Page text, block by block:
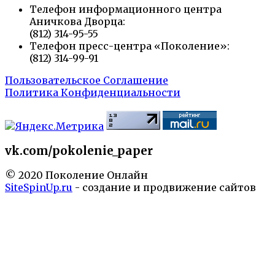
Телефон информационного центра
Аничкова Дворца:
(812) 314-95-55
Телефон пресс-центра «Поколение»:
(812) 314-99-91
Пользовательское Соглашение
Политика Конфиденциальности
vk.com/pokolenie_paper
© 2020 Поколение Онлайн
SiteSpinUp.ru - создание и продвижение сайтов